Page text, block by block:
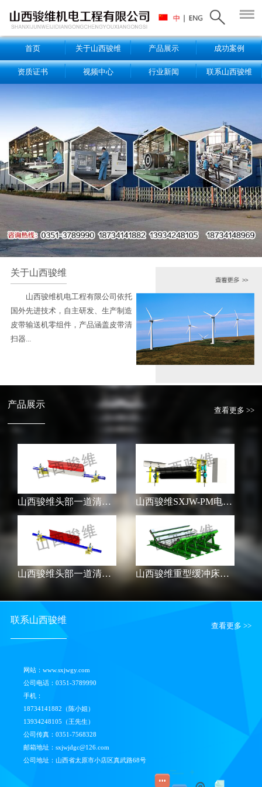
首页 关于山西骏维 产品展示 成功案例
资质证书 视频中心 行业新闻 联系山西骏维
关于山西骏维
山西骏维机电工程有限公司依托
国外先进技术，自主研发、生产制造
皮带输送机零组件，产品涵盖皮带清
扫器...
产品展示
查看更多 >>
山西骏维头部一道清扫器SXJW-H 山西骏维SXJW-PM电动滚刷清扫器
山西骏维头部一道清扫器SXJW-HR 山西骏维重型缓冲床SXJW-C
联系山西骏维
查看更多 >>
网站：www.sxjwgy.com
公司电话：0351-3789990
手机：
18734141882（陈小姐）
13934248105（王先生）
公司传真：0351-7568328
邮箱地址：sxjwjdgc@126.com
公司地址：山西省太原市小店区真武路68号